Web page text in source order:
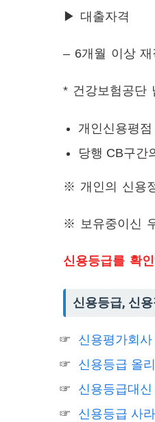
▶ 대출자격
– 6개월 이상
* 건강보험공단
개인신용평
당행 CB구간
※ 개인의 신용
※ 보유중이신
신용등급를 확
신용등급, 신
신용평가회
신용등급 올
신용등급대
신용등급 사